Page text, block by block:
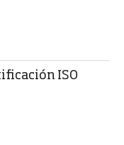
ISO